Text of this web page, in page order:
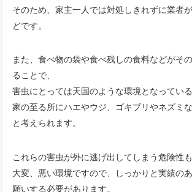
そのため、家主一人では対処しきれずに業者
どです。
また、食べ物の袋や食べ残しの食料などがそ
ることで、
害虫にとっては天国のような環境となっている
家の至る所にハエやウジ、ゴキブリやネズミ
と考えられます。
これらの害虫が外に逃げ出してしまう危険性も
大変、悪い環境ですので、しっかりと実績の
願いする必要があります。